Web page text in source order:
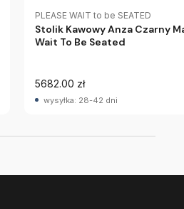
PLEASE WAIT to be SEATED
Stolik Kawowy Anza Czarny
Wait To Be Seated
5682.00 zł
wysyłka: 28-42 dni